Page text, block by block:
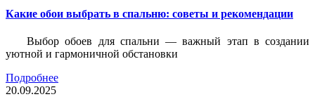
Какие обои выбрать в спальню: советы и рекомендации
Выбор обоев для спальни — важный этап в создании
уютной и гармоничной обстановки
Подробнее
20.09.2025